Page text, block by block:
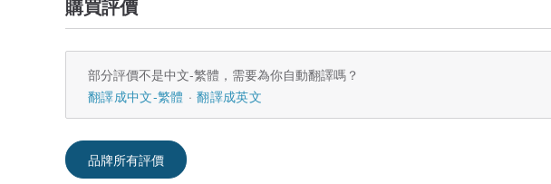
購買評價
部分評價不是中文-繁體，需要為你自動翻譯嗎？
翻譯成中文-繁體
翻譯成英文
品牌所有評價